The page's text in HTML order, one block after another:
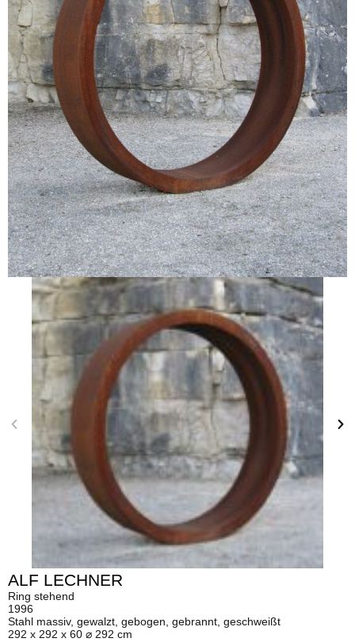
ALF LECHNER
Ring stehend
1996
Stahl massiv, gewalzt, gebogen, gebrannt, geschweißt
292 x 292 x 60 ⌀ 292 cm